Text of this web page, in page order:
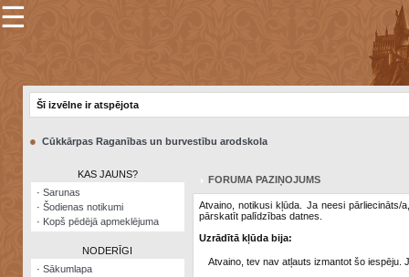
×
Šodienas
notikumi
☰
Šī izvēlne ir atspējota
● Cūkkārpas Raganības un burvestību arodskola
KAS JAUNS?
· Sarunas
· Šodienas notikumi
· Kopš pēdējā apmeklējuma
NODERĪGI
· Sākumlapa
FORUMA PAZIŅOJUMS
Atvaino, notikusi kļūda. Ja neesi pārliecināts/
pārskatīt palīdzības datnes.
Uzrādītā kļūda bija:
Atvaino, tev nav atļauts izmantot šo iespēju.